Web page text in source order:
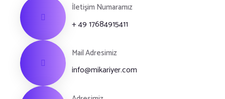
İletişim Numaramız
+ 49 17684915411
Mail Adresimiz
info@mikariyer.com